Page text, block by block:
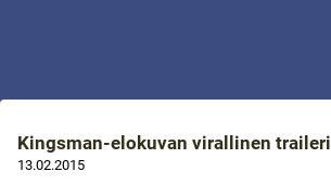
Kingsman-elokuvan virallinen traileri
13.02.2015